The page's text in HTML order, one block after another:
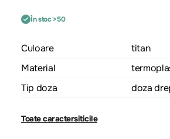
În stoc >50
Culoare
titan
Material
Tip doza
doza
Toate caractersiticile